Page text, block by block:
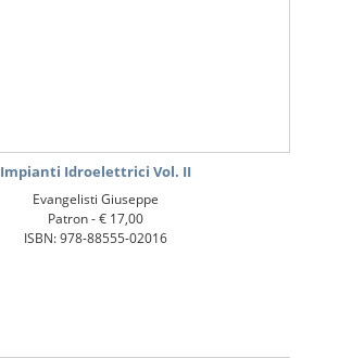
Impianti Idroelettrici Vol. II
Evangelisti Giuseppe
Patron -€ 17,00
ISBN: 978-88555-02016